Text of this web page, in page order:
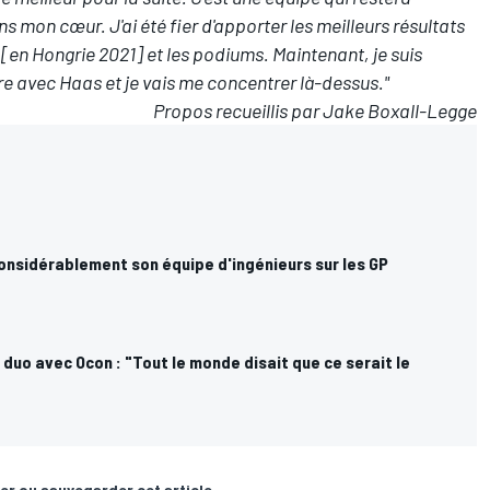
mon cœur. J'ai été fier d'apporter les meilleurs résultats
Hongrie 2021] et les podiums. Maintenant, je suis
avec Haas et je vais me concentrer là-dessus."
Propos recueillis par Jake Boxall-Legge
son équipe d'ingénieurs sur les GP
avec Ocon : "Tout le monde disait que ce serait le